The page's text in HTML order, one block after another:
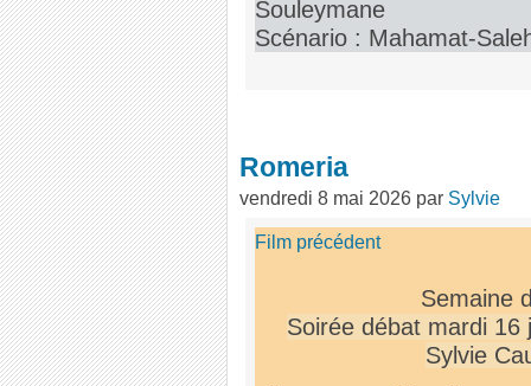
Souleymane
Scénario : Mahamat-
Romeria
vendredi 8 mai 2026 par Sylvie
Film précédent
Semaine
Soirée débat mardi 16
Sylvie